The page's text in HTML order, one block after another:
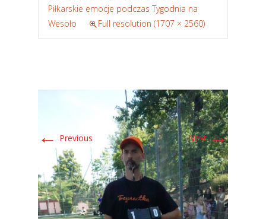
Piłkarskie emocje podczas Tygodnia na
Wesoło
Full resolution (1707 × 2560)
← Previous Next→